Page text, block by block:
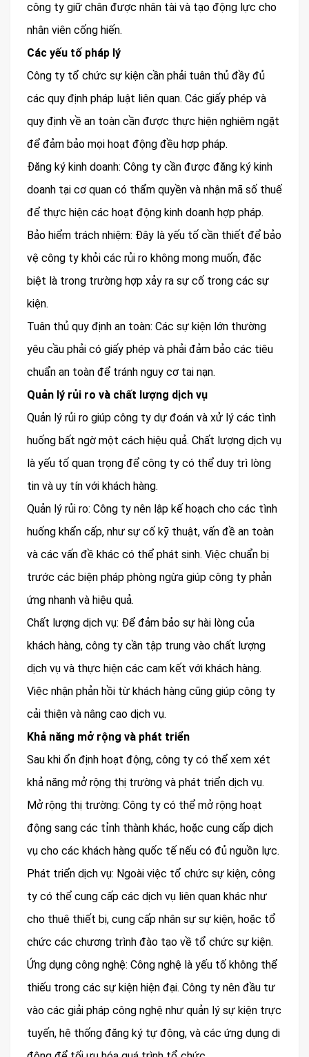
công ty giữ chân được nhân tài và tạo động lực cho
nhân viên cống hiến.
Các yếu tố pháp lý
Công ty tổ chức sự kiện cần phải tuân thủ đầy đủ
các quy định pháp luật liên quan. Các giấy phép và
quy định về an toàn cần được thực hiện nghiêm ngặt
để đảm bảo mọi hoạt động đều hợp pháp.
Đăng ký kinh doanh: Công ty cần được đăng ký kinh
doanh tại cơ quan có thẩm quyền và nhận mã số thuế
để thực hiện các hoạt động kinh doanh hợp pháp.
Bảo hiểm trách nhiệm: Đây là yếu tố cần thiết để bảo
vệ công ty khỏi các rủi ro không mong muốn, đặc
biệt là trong trường hợp xảy ra sự cố trong các sự
kiện.
Tuân thủ quy định an toàn: Các sự kiện lớn thường
yêu cầu phải có giấy phép và phải đảm bảo các tiêu
chuẩn an toàn để tránh nguy cơ tai nạn.
Quản lý rủi ro và chất lượng dịch vụ
Quản lý rủi ro giúp công ty dự đoán và xử lý các tình
huống bất ngờ một cách hiệu quả. Chất lượng dịch vụ
là yếu tố quan trọng để công ty có thể duy trì lòng
tin và uy tín với khách hàng.
Quản lý rủi ro: Công ty nên lập kế hoạch cho các tình
huống khẩn cấp, như sự cố kỹ thuật, vấn đề an toàn
và các vấn đề khác có thể phát sinh. Việc chuẩn bị
trước các biện pháp phòng ngừa giúp công ty phản
ứng nhanh và hiệu quả.
Chất lượng dịch vụ: Để đảm bảo sự hài lòng của
khách hàng, công ty cần tập trung vào chất lượng
dịch vụ và thực hiện các cam kết với khách hàng.
Việc nhận phản hồi từ khách hàng cũng giúp công ty
cải thiện và nâng cao dịch vụ.
Khả năng mở rộng và phát triển
Sau khi ổn định hoạt động, công ty có thể xem xét
khả năng mở rộng thị trường và phát triển dịch vụ.
Mở rộng thị trường: Công ty có thể mở rộng hoạt
động sang các tỉnh thành khác, hoặc cung cấp dịch
vụ cho các khách hàng quốc tế nếu có đủ nguồn lực.
Phát triển dịch vụ: Ngoài việc tổ chức sự kiện, công
ty có thể cung cấp các dịch vụ liên quan khác như
cho thuê thiết bị, cung cấp nhân sự sự kiện, hoặc tổ
chức các chương trình đào tạo về tổ chức sự kiện.
Ứng dụng công nghệ: Công nghệ là yếu tố không thể
thiếu trong các sự kiện hiện đại. Công ty nên đầu tư
vào các giải pháp công nghệ như quản lý sự kiện trực
tuyến, hệ thống đăng ký tự động, và các ứng dụng di